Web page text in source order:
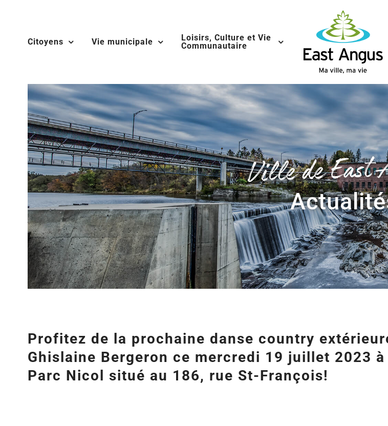
contentCitoyens Vie municipale
Loisirs, Culture et Vie
Communautaire
Ville de East
Profitez de la prochaine danse country
Ghislaine Bergeron ce mercredi 19 juillet 2023 à
Parc Nicol situé au 186, rue St-François!